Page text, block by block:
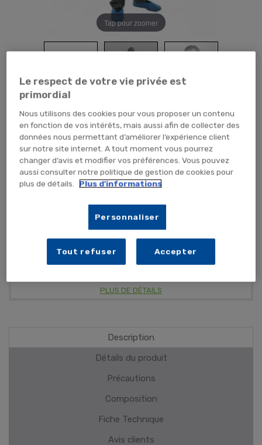
Tap pour zoomer
19,20 €TTC16,00 € HT
SACHET (x10 unités) CARTON (x500 unités)
AJOUTER AU PANIER
Légère et confortable à porter
PLUS DE DÉTAILS
Description
Détails du produit
Précautions
Composition
Fiche Technique
Avis clients
Le respect de votre vie privée est
primordial
Nous utilisons des cookies pour vous proposer un contenu
en fonction de vos intérêts, mais aussi afin de collecter des
données nous permettant d’améliorer l’expérience client
sur notre site internet. A tout moment vous pourrez
changer d’avis et modifier vos préférences. Vous pouvez
aussi consulter notre politique de gestion de cookies pour
plus de détails.
Plus d'informations
Personnaliser
Tout refuser Accepter